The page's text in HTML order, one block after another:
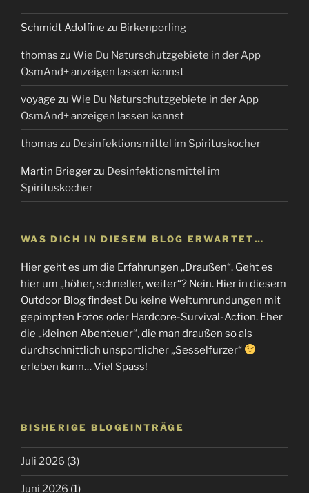
Schmidt Adolfine zu Birkenporling
thomas zu Wie Du Naturschutzgebiete in der App
OsmAnd+ anzeigen lassen kannst
voyage zu Wie Du Naturschutzgebiete in der App
OsmAnd+ anzeigen lassen kannst
thomas zu Desinfektionsmittel im Spirituskocher
Martin Briegerzu Desinfektionsmittel im
Spirituskocher
WAS DICH IN DIESEM BLOG ERWARTET…
Hier geht es um die Erfahrungen „Draußen“. Geht es
hier um „höher, schneller, weiter“? Nein. Hier in diesem
Outdoor Blog findest Du keine Weltumrundungen mit
gepimpten Fotos oder Hardcore-Survival-Action. Eher
die „kleinen Abenteuer“, die man draußen so als
durchschnittlich unsportlicher „Sesselfurzer“
erleben kann… Viel Spass!
BISHERIGE BLOGEINTRÄGE
Juli 2026 (3)
Juni 2026 (1)